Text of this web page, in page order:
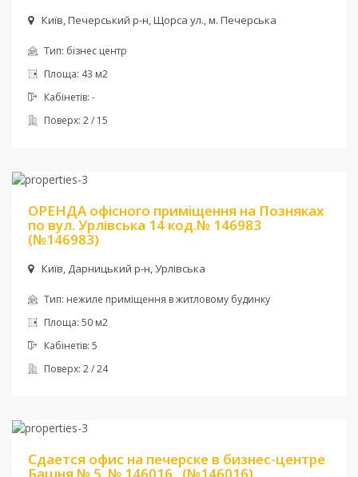
Київ, Печерський р-н, Щорса ул., м. Печерська
Тип: бізнес центр
Площа: 43 м2
Кабінетів: -
Поверх: 2 / 15
ОРЕНДА офісного приміщення на Позняках
по вул. Урлівська 14 код.№ 146983
(№146983)
Київ, Дарницький р-н, Урлівська
Тип: нежиле приміщення в житловому будинку
Площа: 50 м2
Кабінетів: 5
Поверх: 2 / 24
Сдается офис на печерске в бизнес-центре